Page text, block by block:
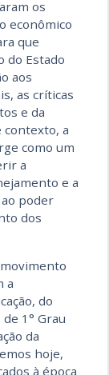
os
econômico
que
do Estado
aos
as críticas
e da
contexto, a
como um
a
e a
poder
dos
a
do
1° Grau
da
hoje,
à época